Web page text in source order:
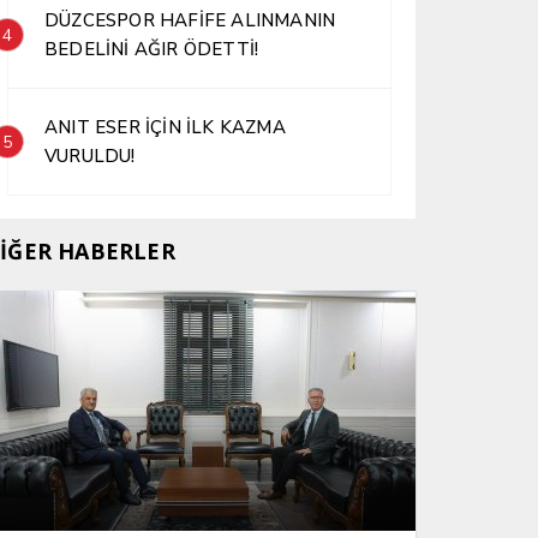
4
DÜZCESPOR HAFİFE ALINMANIN
BEDELİNİ AĞIR ÖDETTİ!
5
ANIT ESER İÇİN İLK KAZMA
VURULDU!
HABERLER